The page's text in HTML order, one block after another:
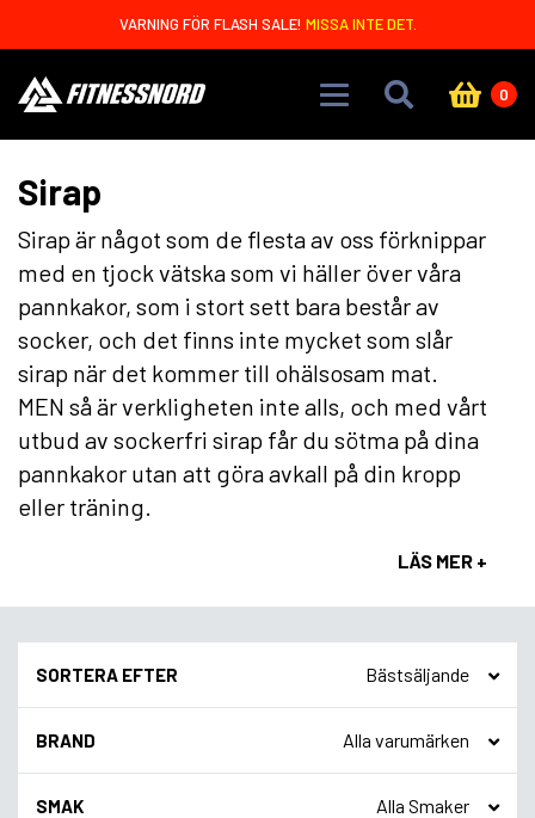
VARNING FÖR FLASH SALE! MISSA INTE DET.
0
Sirap
Sirap är något som de flesta av oss förknippar
med en tjock vätska som vi häller över våra
pannkakor, som i stort sett bara består av
socker, och det finns inte mycket som slår
sirap när det kommer till ohälsosam mat.
MEN så är verkligheten inte alls, och med vårt
utbud av sockerfri sirap får du sötma på dina
pannkakor utan att göra avkall på din kropp
eller träning.
LÄS MER +
SORTERA EFTER
BRAND
SMAK